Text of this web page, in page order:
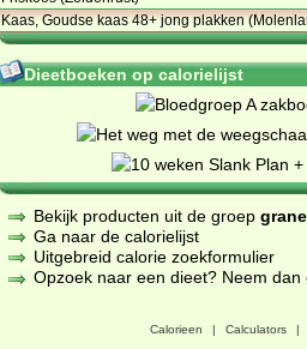
Kaas, Goudse kaas 48+ jong plakken
Dieetboeken op calorielijst
Bekijk producten uit de groep
Ga naar de calorielijst
Uitgebreid calorie zoekformulier
Opzoek naar een dieet? Neem
Calorieen | Calculators |